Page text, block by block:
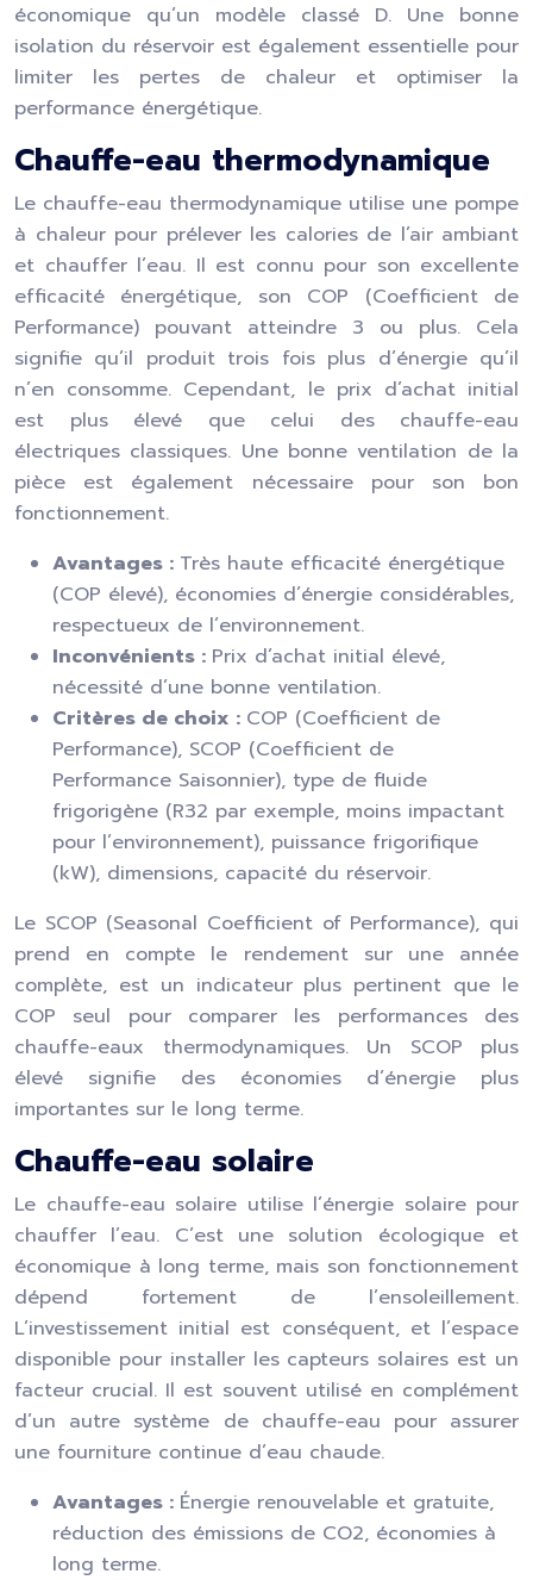
économique qu’un modèle classé D. Une bonne
isolation du réservoir est également essentielle pour
limiter les pertes de chaleur et optimiser la
performance énergétique.
Chauffe-eau thermodynamique
Le chauffe-eau thermodynamique utilise une pompe
à chaleur pour prélever les calories de l’air ambiant
et chauffer l’eau. Il est connu pour son excellente
efficacité énergétique, son COP (Coefficient de
Performance) pouvant atteindre 3 ou plus. Cela
signifie qu’il produit trois fois plus d’énergie qu’il
n’en consomme. Cependant, le prix d’achat initial
est plus élevé que celui des chauffe-eau
électriques classiques. Une bonne ventilation de la
pièce est également nécessaire pour son bon
fonctionnement.
Avantages : Très haute efficacité énergétique
(COP élevé), économies d’énergie considérables,
respectueux de l’environnement.
Inconvénients : Prix d’achat initial élevé,
nécessité d’une bonne ventilation.
Critères de choix : COP (Coefficient de
Performance), SCOP (Coefficient de
Performance Saisonnier), type de fluide
frigorigène (R32 par exemple, moins impactant
pour l’environnement), puissance frigorifique
(kW), dimensions, capacité du réservoir.
Le SCOP (Seasonal Coefficient of Performance), qui
prend en compte le rendement sur une année
complète, est un indicateur plus pertinent que le
COP seul pour comparer les performances des
chauffe-eaux thermodynamiques. Un SCOP plus
élevé signifie des économies d’énergie plus
importantes sur le long terme.
Chauffe-eau solaire
Le chauffe-eau solaire utilise l’énergie solaire pour
chauffer l’eau. C’est une solution écologique et
économique à long terme, mais son fonctionnement
dépend fortement de l’ensoleillement.
L’investissement initial est conséquent, et l’espace
disponible pour installer les capteurs solaires est un
facteur crucial. Il est souvent utilisé en complément
d’un autre système de chauffe-eau pour assurer
une fourniture continue d’eau chaude.
Avantages : Énergie renouvelable et gratuite,
réduction des émissions de CO2, économies à
long terme.